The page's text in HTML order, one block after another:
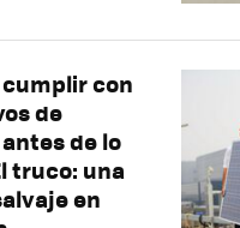
cumplir con
de
de lo
truco: una
en